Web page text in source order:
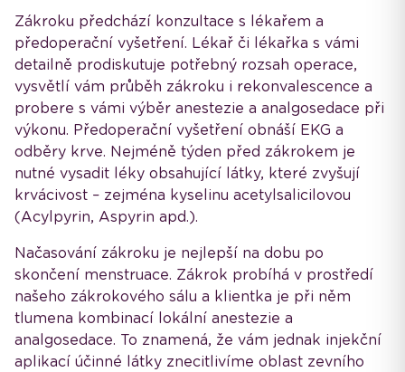
Zákroku předchází konzultace s lékařem a
předoperační vyšetření. Lékař či lékařka s vámi
detailně prodiskutuje potřebný rozsah operace,
vysvětlí vám průběh zákroku i rekonvalescence a
probere s vámi výběr anestezie a analgosedace při
výkonu. Předoperační vyšetření obnáší EKG a
odběry krve. Nejméně týden před zákrokem je
nutné vysadit léky obsahující látky, které zvyšují
krvácivost – zejména kyselinu acetylsalicilovou
(Acylpyrin, Aspyrin apd.).
Načasování zákroku je nejlepší na dobu po
skončení menstruace. Zákrok probíhá v prostředí
našeho zákrokového sálu a klientka je při něm
tlumena kombinací lokální anestezie a
analgosedace. To znamená, že vám jednak injekční
aplikací účinné látky znecitlivíme oblast zevního